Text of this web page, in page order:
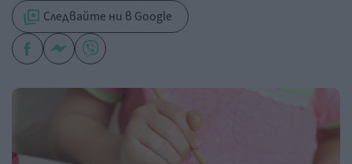
Следвайте ни в Google